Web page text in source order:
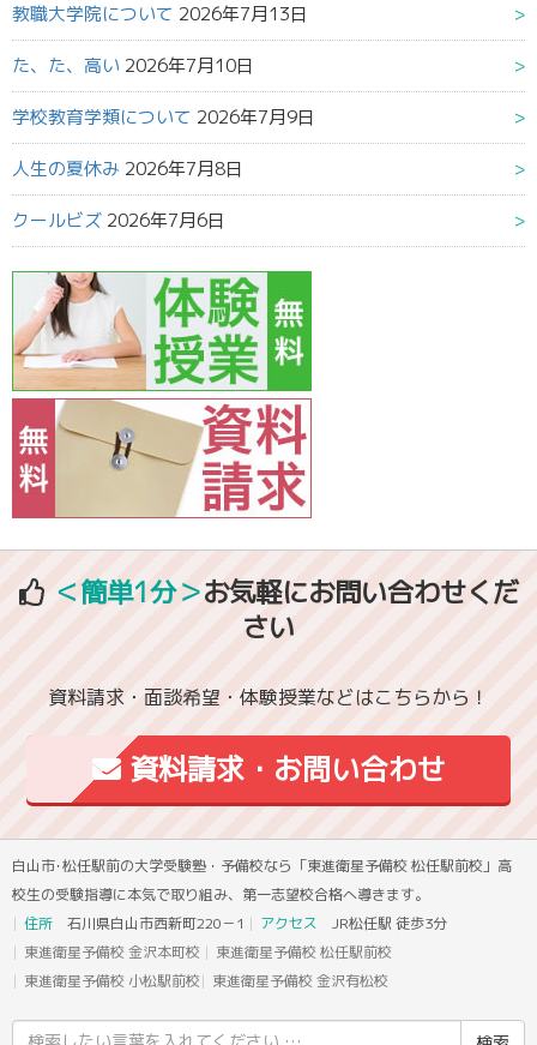
教職大学院について 2026年7月13日
た、た、高い 2026年7月10日
学校教育学類について 2026年7月9日
人生の夏休み 2026年7月8日
クールビズ 2026年7月6日
＜簡単1分＞お気軽にお問い合わせくだ
さい
資料請求・面談希望・体験授業などはこちらから！
資料請求・お問い合わせ
白山市･松任駅前の大学受験塾・予備校なら「東進衛星予備校 松任駅前校」高
校生の受験指導に本気で取り組み、第一志望校合格へ導きます。
住所 石川県白山市西新町220－1 アクセス JR松任駅 徒歩3分
東進衛星予備校 金沢本町校
東進衛星予備校 松任駅前校
東進衛星予備校 小松駅前校
東進衛星予備校 金沢有松校